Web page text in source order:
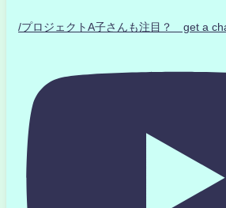
/プロジェクトA子さんも注目？ get a